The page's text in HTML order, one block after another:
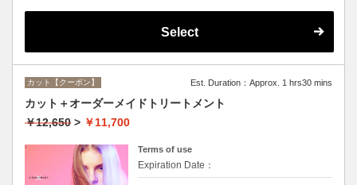
Select
カット【クーポン】 Est. Duration：Approx. 1 hrs30 mins
カット＋オーダーメイドトリートメント
￥12,650 > ￥11,700
Terms of use
Expiration Date：